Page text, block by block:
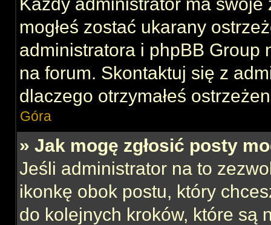
mogłeś zostać ukarany
administratora i phpBB Group
na forum. Skontaktuj się z
dlaczego otrzymałeś
Góra
» Jak mogę zgłosić posty
Jeśli administrator na to
ikonkę obok postu, który
do kolejnych kroków, które są